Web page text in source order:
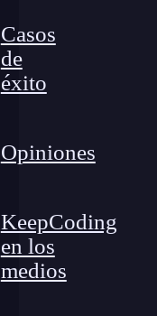
Casos
de
éxito
Opiniones
KeepCoding
en los
medios